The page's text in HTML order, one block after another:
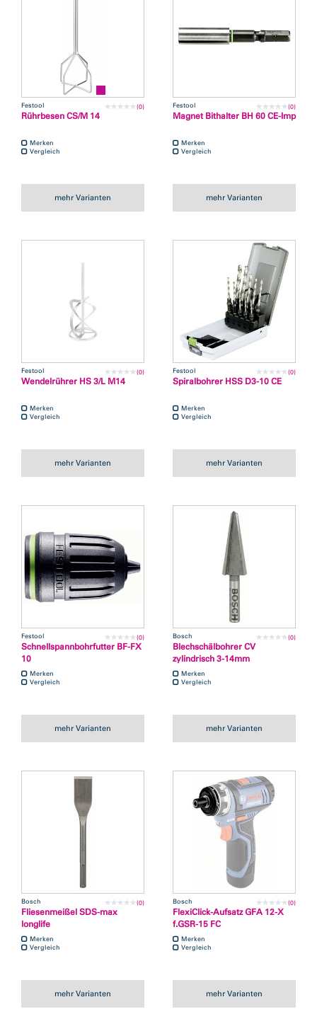
Festool (0)
Rührbesen CS/M 14
Merken
Vergleich
mehr Varianten
Festool (0)
Magnet Bithalter BH 60 CE-Imp
Merken
Vergleich
mehr Varianten
Festool (0)
Wendelrührer HS 3/L M14
Merken
Vergleich
mehr Varianten
Festool (0)
Spiralbohrer HSS D3-10 CE
Merken
Vergleich
mehr Varianten
Festool (0)
Schnellspannbohrfutter BF-FX
10
Merken
Vergleich
mehr Varianten
Bosch (0)
Blechschälbohrer CV
zylindrisch 3-14mm
Merken
Vergleich
mehr Varianten
Bosch (0)
Fliesenmeißel SDS-max
longlife
Merken
Vergleich
mehr Varianten
Bosch (0)
FlexiClick-Aufsatz GFA 12-X
f.GSR-15 FC
Merken
Vergleich
mehr Varianten